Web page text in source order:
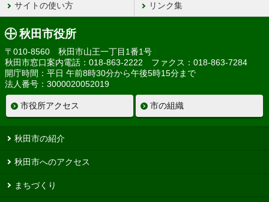
サイトの使い方 リンク集
秋田市役所
〒010-8560 秋田市山王一丁目1番1号
秋田市窓口案内電話：018-863-2222 ファクス：018-863-7284
開庁時間：平日 午前8時30分から午後5時15分まで
法人番号：3000020052019
市役所アクセス 市の組織
秋田市の紹介
秋田市へのアクセス
まちづくり